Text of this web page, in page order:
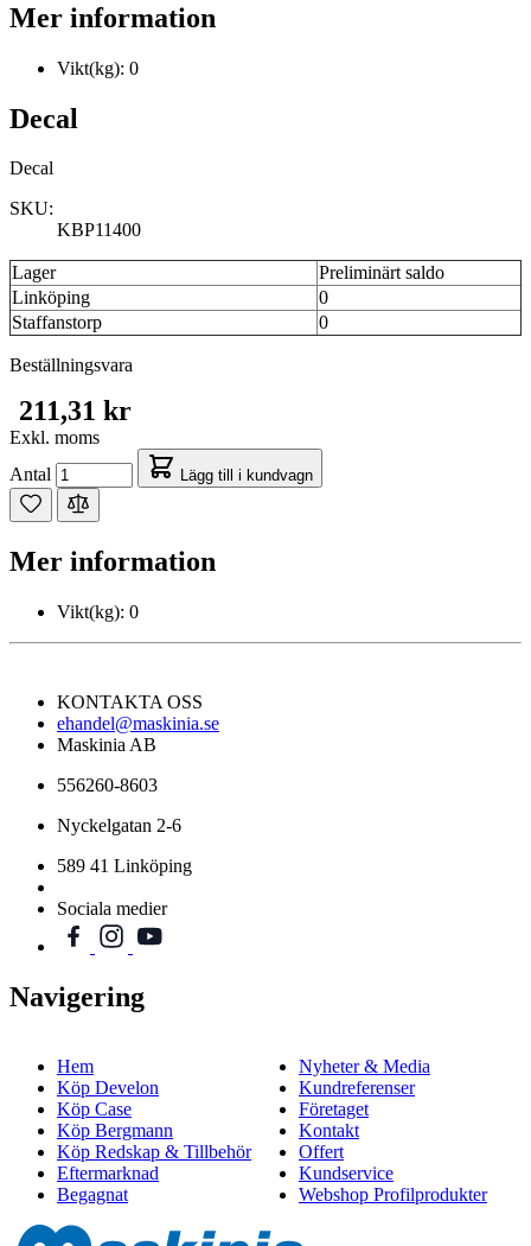
Mer information
Vikt(kg): 0
Decal
Decal
SKU:
KBP11400
Lager
Preliminärt saldo
Linköping
0
Staffanstorp
0
Beställningsvara
211,31 kr
Exkl. moms
Antal
Lägg till i kundvagn
Mer information
Vikt(kg): 0
KONTAKTA OSS
ehandel@maskinia.se
Maskinia AB
556260-8603
Nyckelgatan 2-6
589 41 Linköping
Sociala medier
Navigering
Hem
Köp Develon
Köp Case
Köp Bergmann
Köp Redskap & Tillbehör
Eftermarknad
Begagnat
Nyheter & Media
Kundreferenser
Företaget
Kontakt
Offert
Kundservice
Webshop Profilprodukter